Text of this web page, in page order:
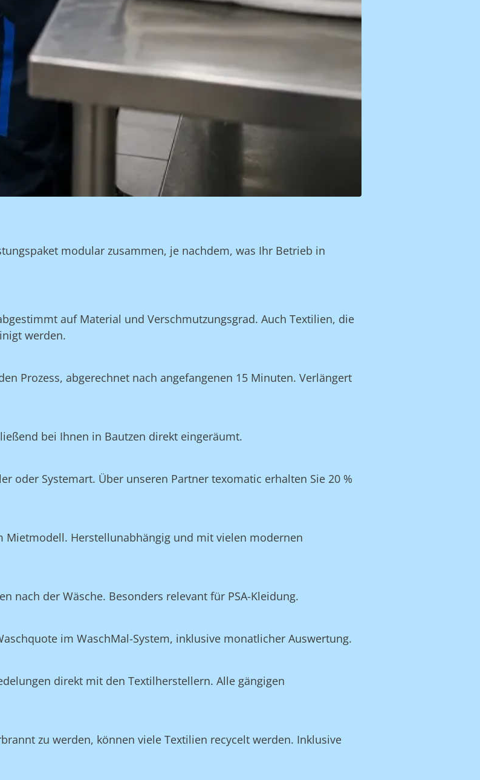
modular zusammen, je nachdem, was Ihr Betrieb in
auf Material und Verschmutzungsgrad. Auch Textilien, die
werden.
Prozess, abgerechnet nach angefangenen 15 Minuten. Verlängert
bei Ihnen in Bautzen direkt eingeräumt.
oder Systemart. Über unseren Partner texomatic erhalten Sie 20 %
Mietmodell. Herstellunabhängig und mit vielen modernen
nach der Wäsche. Besonders relevant für PSA-Kleidung.
im WaschMal-System, inklusive monatlicher Auswertung.
direkt mit den Textilherstellern. Alle gängigen
zu werden, können viele Textilien recycelt werden. Inklusive